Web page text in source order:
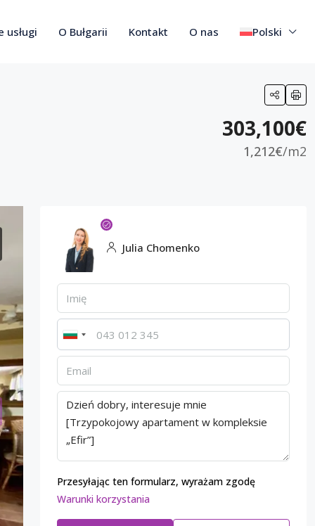
usługi O Bułgarii Kontakt O nas Polski
303,100€
1,212€/m2
Julia Chomenko
Przesyłając ten formularz, wyrażam zgodę
Warunki korzystania